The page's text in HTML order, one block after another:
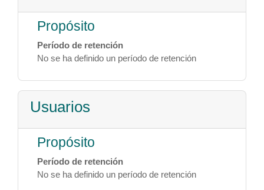
Propósito
Período de retención
No se ha definido un período de retención
Usuarios
Propósito
Período de retención
No se ha definido un período de retención